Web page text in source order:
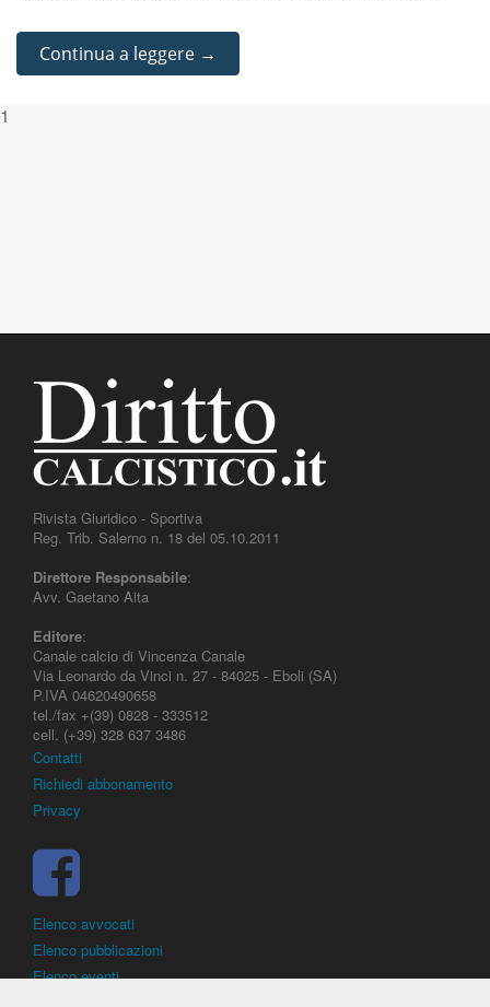
Continua a leggere →
1
Rivista Giuridico - Sportiva
Reg. Trib. Salerno n. 18 del 05.10.2011
Direttore Responsabile:
Avv. Gaetano Aita
Editore:
Canale calcio di Vincenza Canale
Via Leonardo da Vinci n. 27 - 84025 - Eboli (SA)
P.IVA 04620490658
tel./fax +(39) 0828 - 333512
cell. (+39) 328 637 3486
Contatti
Richiedi abbonamento
Privacy
Elenco avvocati
Elenco pubblicazioni
Elenco eventi